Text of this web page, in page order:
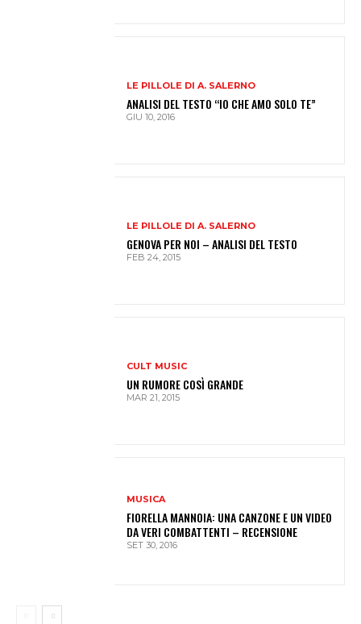
LE PILLOLE DI A. SALERNO
ANALISI DEL TESTO “IO CHE AMO SOLO TE”
GIU 10, 2016
LE PILLOLE DI A. SALERNO
GENOVA PER NOI – ANALISI DEL TESTO
FEB 24, 2015
CULT MUSIC
UN RUMORE COSÌ GRANDE
MAR 21, 2015
MUSICA
FIORELLA MANNOIA: UNA CANZONE E UN VIDEO
DA VERI COMBATTENTI – RECENSIONE
SET 30, 2016